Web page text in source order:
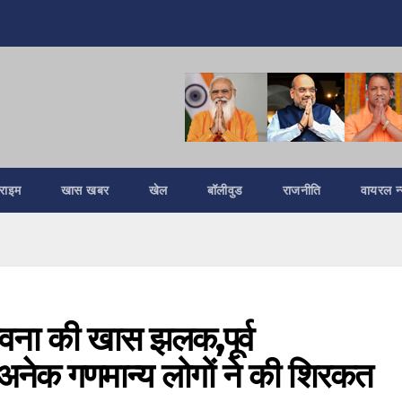
खास खबर खेल बॉलीवुड राजनीति वायरल
की खास झलक,पूर्व
गणमान्य लोगों ने की शिरकत